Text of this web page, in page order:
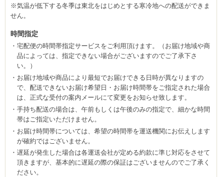
※気温が低下する冬季は東北をはじめとする寒冷地への配送ができま
せん。
時間指定
宅配便の時間帯指定サービスをご利用頂けます。（お届け地域や商
品によっては、指定できない場合がございますのでご了承下さ
い。）
お届け地域や商品により最短でお届けできる日時が異なりますの
で、配送できないお届け希望日・お届け時間帯をご指定された場合
は、正式な受付の案内メールにて変更をお知らせ致します。
手持ち配送の場合は、午前もしくは午後のみの指定で、細かな時間
帯はご指定いただけません。
お届け時間帯については、希望の時間帯を運送機関にお伝えします
が確約ではございません。
遅延が発生した場合は各運送会社が定める約款に準じ対応をさせて
頂きますが、基本的に遅延の際の保証はございませんのでご了承く
ださい。